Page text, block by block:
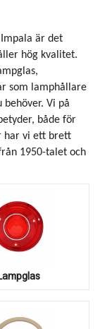
är det
hög kvalitet.
som lamphållare
Vi på
både för
har vi ett brett
1950-talet och